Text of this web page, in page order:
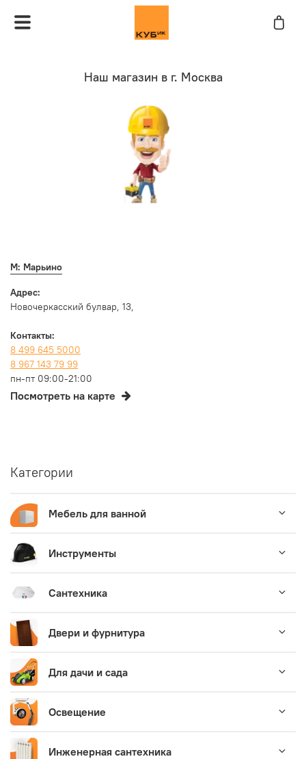
Наш магазин в г. Москва
М: Марьино
Адрес:
Новочеркасский булвар, 13,
Контакты:
8 499 645 5000
8 967 143 79 99
пн-пт 09:00-21:00
Посмотреть на карте
Категории
Мебель для ванной
Инструменты
Сантехника
Двери и фурнитура
Для дачи и сада
Освещение
Инженерная сантехника